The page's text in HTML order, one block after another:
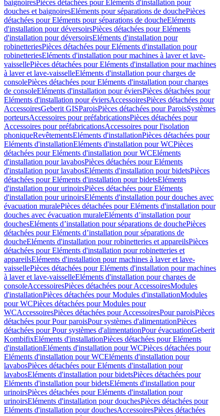
baignoiresPièces détachées pour Eléments d'installation pour
douches et baignoiresEléments pour séparations de douchePièces
détachées pour Eléments pour séparations de doucheEléments
d'installation pour déversoirsPièces détachées pour Eléments
d'installation pour déversoirsEléments d'installation pour
robinetteriesPièces détachées pour Eléments d'installation pour
robinetteriesEléments d'installation pour machines à laver et lave-
vaissellePièces détachées pour Eléments d'installation pour machines
à laver et lave-vaisselleEléments d'installation pour charges de
consolePièces détachées pour Eléments d'installation pour charges
de consoleEléments d'installation pour éviersPièces détachées pour
Eléments d'installation pour éviersAccessoiresPièces détachées pour
AccessoiresGeberit GISParoisPièces détachées pour ParoisSystèmes
porteursAccessoires pour préfabricationsPièces détachées pour
Accessoires pour préfabricationsAccessoires pour l'isolation
phoniqueRevêtementsEléments d'installationPièces détachées pour
Eléments d'installationEléments d'installation pour WCPièces
détachées pour Eléments d'installation pour WCEléments
d'installation pour lavabosPièces détachées pour Eléments
d'installation pour lavabosEléments d'installation pour bidetsPièces
détachées pour Eléments d'installation pour bidetsEléments
d'installation pour urinoirsPièces détachées pour Eléments
d'installation pour urinoirsEléments d'installation pour douches avec
évacuation muralePièces détachées pour Eléments d'installation pour
douches avec évacuation muraleEléments d’installation pour
douchesEléments d’installation pour séparations de douchePièces
détachées pour Eléments d’installation pour séparations de
doucheEléments d'installation pour robinetteries et appareilsPièces
détachées pour Eléments d'installation pour robinetteries et
appareilsEléments d'installation pour machines à laver et lave-
vaissellePièces détachées pour Eléments d'installation pour machines
à laver et lave-vaisselleEléments d'installation pour charges de
consoleAccessoiresPièces détachées pour AccessoiresModules
d'installationPièces détachées pour Modules d'installationModules
pour WCPièces détachées pour Modules pour
WCAccessoiresPièces détachées pour AccessoiresPour paroisPièces
détachées pour Pour paroisPour systèmes d'alimentationPièces
détachées pour Pour systèmes d'alimentationPour évacuationGeberit
KombifixEléments d'installationPièces détachées pour Eléments
d'installationEléments d'installation pour WCPièces détachées pour
Eléments d'installation pour WCEléments d'installation pour
lavabosPièces détachées pour Eléments d'installation pour
lavabosEléments d'installation pour bidetsPièces détachées pour
Eléments d'installation pour bidetsEléments d'installation pour
urinoirsPièces détachées pour Eléments d'installation pour
urinoirsEléments d'installation pour douchesPièces détachées pour
Eléments d'installation pour douchesAccessoiresPièces détachées